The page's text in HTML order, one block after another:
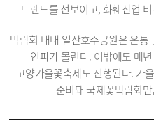
트렌드를 선보이고, 화훼산업
박람회 내내 일산호수공원은 온통
인파가 몰린다. 이밖에도 매
고양가을꽃축제도 진행된다. 가
준비돼 국제꽃박람회